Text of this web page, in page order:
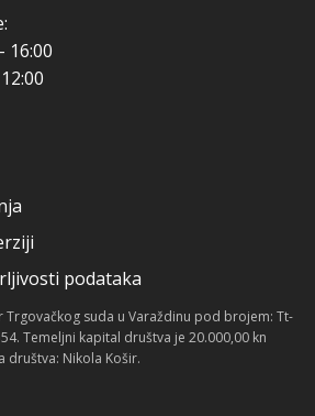
16:00
podataka
Trgovačkog suda u Varaždinu pod brojem: Tt-
Temeljni kapital društva je 20.000,00 kn
društva: Nikola Košir.